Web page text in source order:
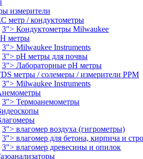
измерители
метр / кондуктометры
3"> Кондуктометры Milwaukee
метры
3"> Milwaukee Instruments
3"> pH метры для почвы
3"> Лабораторные pH метры
метры / солемеры / измерители PPM
3"> Milwaukee Instruments
3"> Термоанемометры
3"> влагомер воздуха (гигрометры)
3"> влагомер для бетона, кирпича и
3"> влагомер древесины и опилок